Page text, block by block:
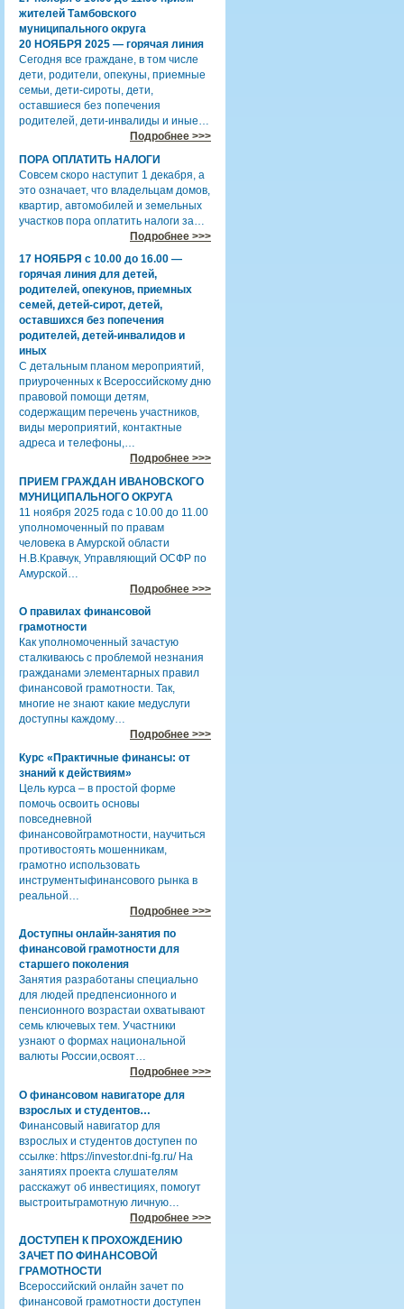
жителей Тамбовского
муниципального округа
20 НОЯБРЯ 2025 — горячая линия
Сегодня все граждане, в том числе
дети, родители, опекуны, приемные
семьи, дети-сироты, дети,
оставшиеся без попечения
родителей, дети-инвалиды и иные…
Подробнее >>>
ПОРА ОПЛАТИТЬ НАЛОГИ
Совсем скоро наступит 1 декабря, а
это означает, что владельцам домов,
квартир, автомобилей и земельных
участков пора оплатить налоги за…
Подробнее >>>
17 НОЯБРЯ с 10.00 до 16.00 —
горячая линия для детей,
родителей, опекунов, приемных
семей, детей-сирот, детей,
оставшихся без попечения
родителей, детей-инвалидов и
иных
С детальным планом мероприятий,
приуроченных к Всероссийскому дню
правовой помощи детям,
содержащим перечень участников,
виды мероприятий, контактные
адреса и телефоны,…
Подробнее >>>
ПРИЕМ ГРАЖДАН ИВАНОВСКОГО
МУНИЦИПАЛЬНОГО ОКРУГА
11 ноября 2025 года с 10.00 до 11.00
уполномоченный по правам
человека в Амурской области
Н.В.Кравчук, Управляющий ОСФР по
Амурской…
Подробнее >>>
О правилах финансовой
грамотности
Как уполномоченный зачастую
сталкиваюсь с проблемой незнания
гражданами элементарных правил
финансовой грамотности. Так,
многие не знают какие медуслуги
доступны каждому…
Подробнее >>>
Курс «Практичные финансы: от
знаний к действиям»
Цель курса – в простой форме
помочь освоить основы
повседневной
финансовойграмотности, научиться
противостоять мошенникам,
грамотно использовать
инструментыфинансового рынка в
реальной…
Подробнее >>>
Доступны онлайн-занятия по
финансовой грамотности для
старшего поколения
Занятия разработаны специально
для людей предпенсионного и
пенсионного возрастаи охватывают
семь ключевых тем. Участники
узнают о формах национальной
валюты России,освоят…
Подробнее >>>
О финансовом навигаторе для
взрослых и студентов…
Финансовый навигатор для
взрослых и студентов доступен по
ссылке: https://investor.dni-fg.ru/ На
занятиях проекта слушателям
расскажут об инвестициях, помогут
выстроитьграмотную личную…
Подробнее >>>
ДОСТУПЕН К ПРОХОЖДЕНИЮ
ЗАЧЕТ ПО ФИНАНСОВОЙ
ГРАМОТНОСТИ
Всероссийский онлайн зачет по
финансовой грамотности доступен